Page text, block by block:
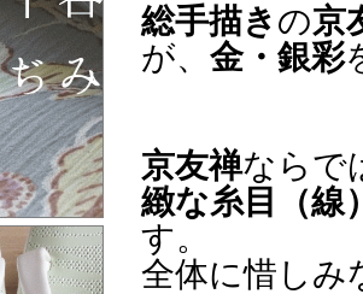
総手描きの京
が、 金・銀彩
京友禅ならで
緻な糸目（線
す。
全体に惜しみ